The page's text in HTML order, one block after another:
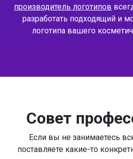
производитель логотипов
разработать подходящий и
логотипа вашего
Совет
Если вы не занимаетесь
поставляете какие-то